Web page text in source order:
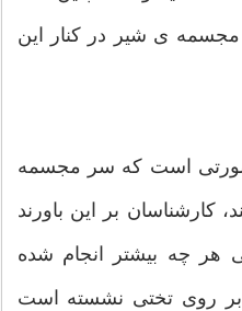
مجسمه ی شیر در کنار این
است که سر مجسمه
کارشناسان بر این باورند
هر چه بیشتر انجام شده
روی تختی نشسته است